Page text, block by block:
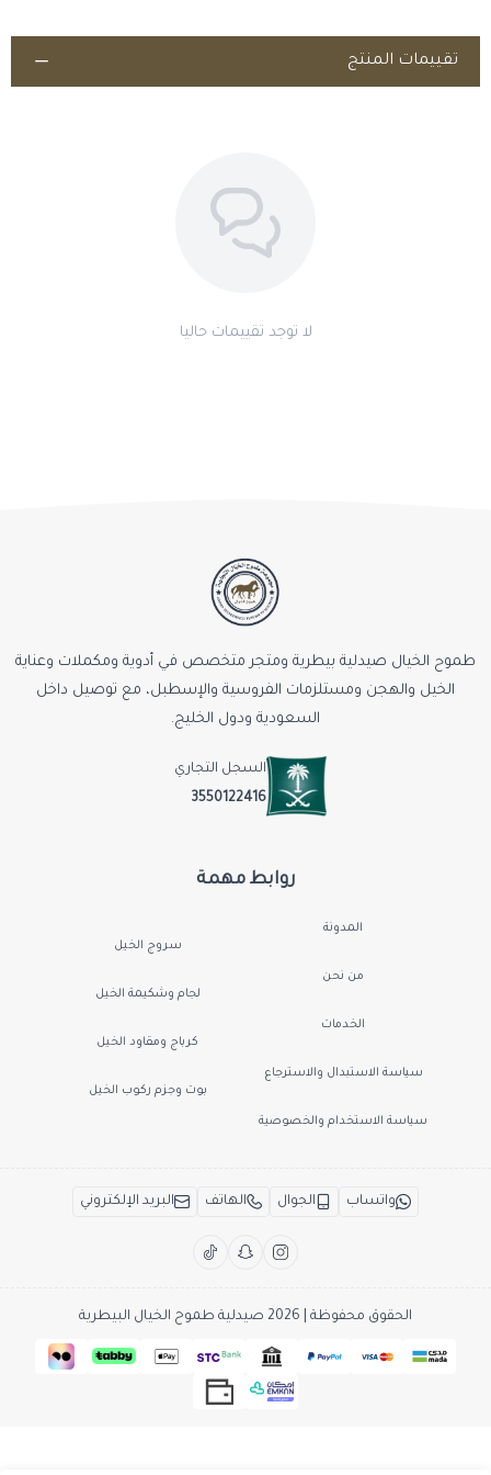
تقييمات المنتج
لا توجد تقييمات حاليا
روابط مهمة
المدونة
من نحن
الخدمات
سياسة الاستبدال والاسترجاع
سياسة الاستخدام والخصوصية
سروج الخيل
لجام وشكيمة الخيل
كرباج ومقاود الخيل
بوت وجزم ركوب الخيل
طموح الخيال صيدلية بيطرية ومتجر متخصص في أدوية ومكملات وعناية
الخيل والهجن ومستلزمات الفروسية والإسطبل، مع توصيل داخل
السعودية ودول الخليج.
السجل التجاري
3550122416
واتساب الجوال الهاتف البريد الإلكتروني
الحقوق محفوظة | 2026 صيدلية طموح الخيال البيطرية